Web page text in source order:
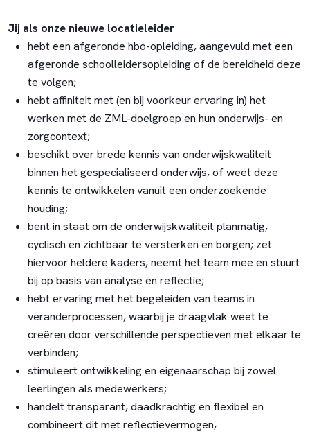
Jij als onze nieuwe locatieleider
hebt een afgeronde hbo-opleiding, aangevuld met een
afgeronde schoolleidersopleiding of de bereidheid deze
te volgen;
hebt affiniteit met (en bij voorkeur ervaring in) het
werken met de ZML-doelgroep en hun onderwijs- en
zorgcontext;
beschikt over brede kennis van onderwijskwaliteit
binnen het gespecialiseerd onderwijs, of weet deze
kennis te ontwikkelen vanuit een onderzoekende
houding;
bent in staat om de onderwijskwaliteit planmatig,
cyclisch en zichtbaar te versterken en borgen; zet
hiervoor heldere kaders, neemt het team mee en stuurt
bij op basis van analyse en reflectie;
hebt ervaring met het begeleiden van teams in
veranderprocessen, waarbij je draagvlak weet te
creëren door verschillende perspectieven met elkaar te
verbinden;
stimuleert ontwikkeling en eigenaarschap bij zowel
leerlingen als medewerkers;
handelt transparant, daadkrachtig en flexibel en
combineert dit met reflectievermogen,